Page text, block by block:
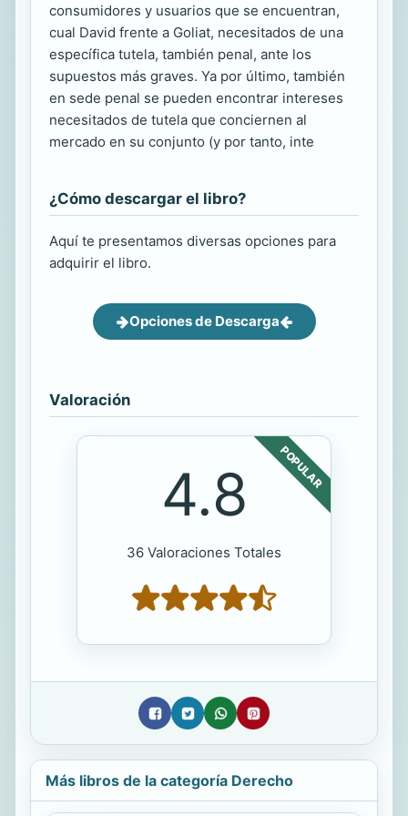
consumidores y usuarios que se encuentran,
cual David frente a Goliat, necesitados de una
específica tutela, también penal, ante los
supuestos más graves. Ya por último, también
en sede penal se pueden encontrar intereses
necesitados de tutela que conciernen al
mercado en su conjunto (y por tanto, inte
¿Cómo descargar el libro?
Aquí te presentamos diversas opciones para
adquirir el libro.
Opciones de Descarga
Valoración
POPULAR
4.8
36 Valoraciones Totales
Más libros de la categoría Derecho